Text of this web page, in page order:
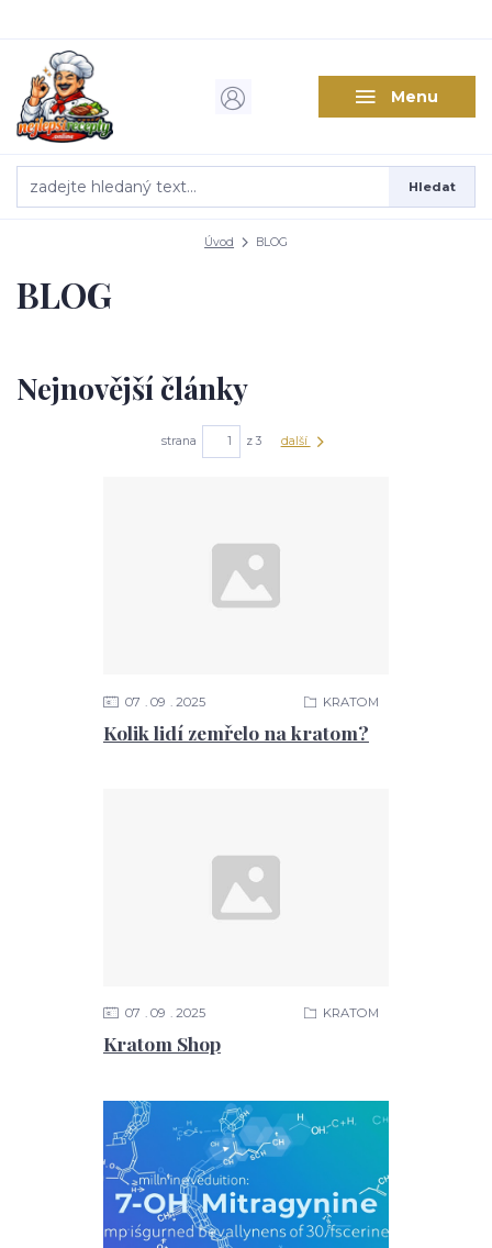
Menu
Hledat
Úvod BLOG
BLOG
Nejnovější články
strana z 3 další
Kolik lidí zemřelo na kratom?
07 09 2025 KRATOM
Kratom Shop
07 09 2025 KRATOM